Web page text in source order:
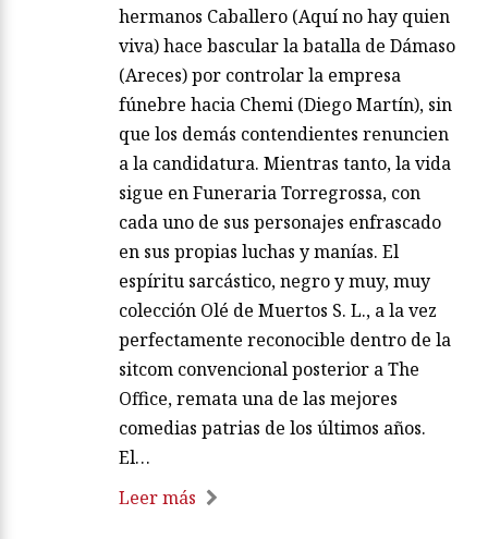
hermanos Caballero (Aquí no hay quien
viva) hace bascular la batalla de Dámaso
(Areces) por controlar la empresa
fúnebre hacia Chemi (Diego Martín), sin
que los demás contendientes renuncien
a la candidatura. Mientras tanto, la vida
sigue en Funeraria Torregrossa, con
cada uno de sus personajes enfrascado
en sus propias luchas y manías. El
espíritu sarcástico, negro y muy, muy
colección Olé de Muertos S. L., a la vez
perfectamente reconocible dentro de la
sitcom convencional posterior a The
Office, remata una de las mejores
comedias patrias de los últimos años.
El…
Leer más